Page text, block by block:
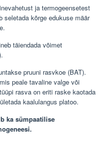
ja termogeensetest
seletada kõrge edukuse määr
täiendada võimet
pruuni rasvkoe (BAT).
peale tavaline valge või
rasva on eriti raske kaotada
kaalulangus platoo.
ka sümpaatilise